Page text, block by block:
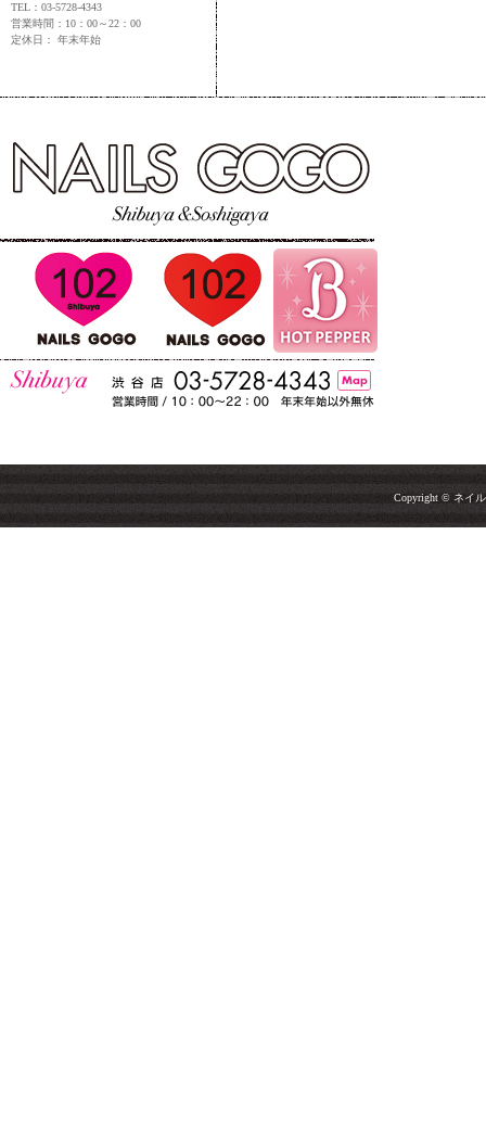
TEL：03-5728-4343
営業時間：10：00～22：00
定休日： 年末年始
Copyright © ネイル